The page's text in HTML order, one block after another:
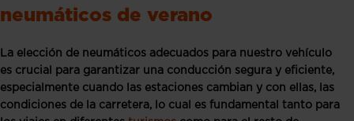
neumáticos de verano
La elección de neumáticos adecuados para nuestro vehículo
es crucial para garantizar una conducción segura y eficiente,
especialmente cuando las estaciones cambian y con ellas, las
condiciones de la carretera, lo cual es fundamental tanto para